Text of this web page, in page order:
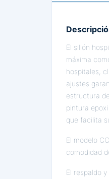
El sillón
máxima
hospitales,
ajustes
estructura
pintura
que facilita
El modelo
comodidad
El respaldo